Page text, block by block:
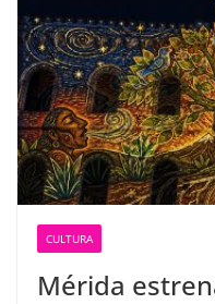
CULTURA
Mérida